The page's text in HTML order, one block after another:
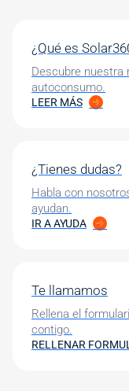
¿Qué es
Descubre nuestra
autoconsumo.
LEER MÁS
¿Tienes dudas?
Habla con
ayudan.
IR A AYUDA
Te llamamos
Rellena el
contigo.
RELLENAR